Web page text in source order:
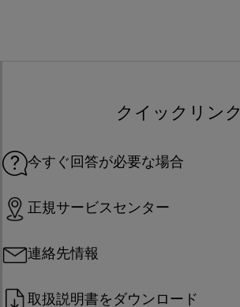
クイックリンク
今すぐ回答が必要な場合
正規サービスセンター
連絡先情報
取扱説明書をダウンロード